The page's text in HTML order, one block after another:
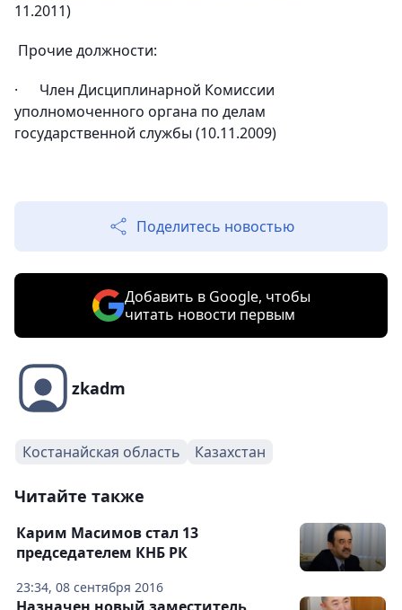
11.2011)
Прочие должности:
· Член Дисциплинарной Комиссии
уполномоченного органа по делам
государственной службы (10.11.2009)
Поделитесь новостью
Добавить в Google, чтобы
читать новости первым
zkadm
Костанайская область Казахстан
Читайте также
23:34, 08 сентября 2016
Карим Масимов стал 13
председателем КНБ РК